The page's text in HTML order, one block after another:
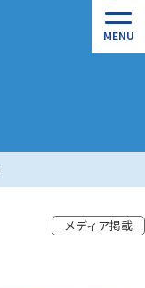
メディア掲載